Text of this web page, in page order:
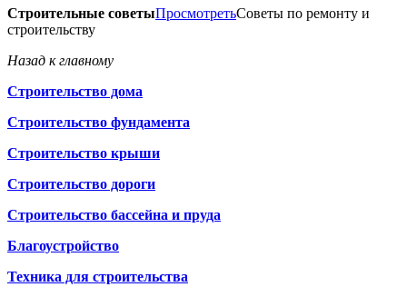
Строительные советыПросмотретьСоветы по ремонту и
строительству
Назад к главному
Строительство дома
Строительство фундамента
Строительство крыши
Строительство дороги
Строительство бассейна и пруда
Благоустройство
Техника для строительства